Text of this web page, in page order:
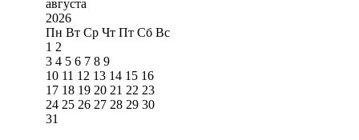
августа
2026
Пн Вт Ср Чт Пт Сб Вс
1 2
3 4 5 6 7 8 9
10 11 12 13 14 15 16
17 18 19 20 21 22 23
24 25 26 27 28 29 30
31